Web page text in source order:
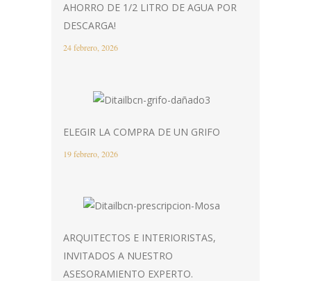
AHORRO DE 1/2 LITRO DE AGUA POR
DESCARGA!
24 febrero, 2026
ELEGIR LA COMPRA DE UN GRIFO
19 febrero, 2026
ARQUITECTOS E INTERIORISTAS,
INVITADOS A NUESTRO
ASESORAMIENTO EXPERTO.